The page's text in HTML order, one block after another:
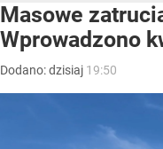
Masowe
Wprowadzono
Dodano:dzisiaj 19:50